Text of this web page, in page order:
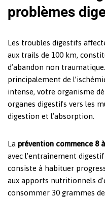
problèmes
Les troubles digestifs
aux trails de 100 km,
d’abandon non
principalement de
intense, votre organisme
organes digestifs vers les
digestion et l’absorption.
La prévention commence 8
avec l’entraînement
consiste à habituer
aux apports nutritionnels
consommer 30 grammes